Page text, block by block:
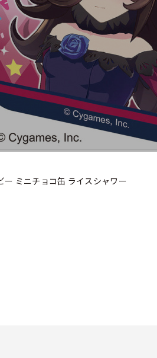
ー ミニチョコ缶 ライスシャワー